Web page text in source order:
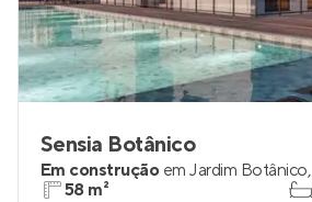
Sensia Botânico
Em construção em Jardim Botânico,
58 m²